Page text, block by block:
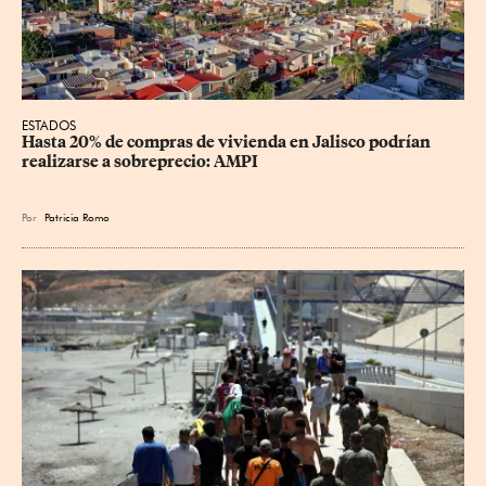
ESTADOS
Hasta 20% de compras de vivienda en Jalisco podrían
realizarse a sobreprecio: AMPI
Por Patricia Romo